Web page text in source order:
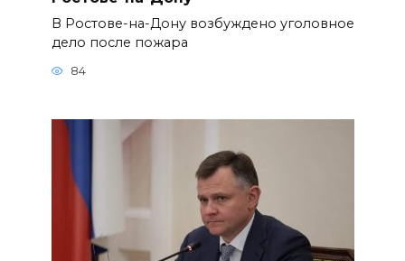
В Ростове-на-Дону возбуждено уголовное
дело после пожара
84